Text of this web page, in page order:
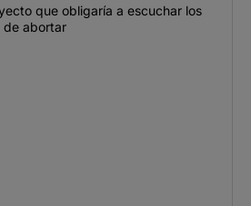
que obligaría a escuchar los
de abortar